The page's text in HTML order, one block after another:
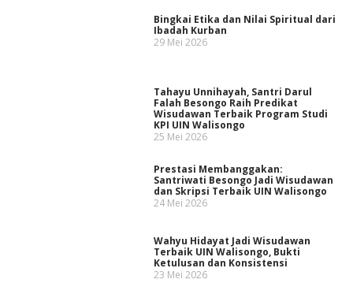
Bingkai Etika dan Nilai Spiritual dari
Ibadah Kurban
29 Mei 2026
Tahayu Unnihayah, Santri Darul
Falah Besongo Raih Predikat
Wisudawan Terbaik Program Studi
KPI UIN Walisongo
25 Mei 2026
Prestasi Membanggakan:
Santriwati Besongo Jadi Wisudawan
dan Skripsi Terbaik UIN Walisongo
24 Mei 2026
Wahyu Hidayat Jadi Wisudawan
Terbaik UIN Walisongo, Bukti
Ketulusan dan Konsistensi
23 Mei 2026